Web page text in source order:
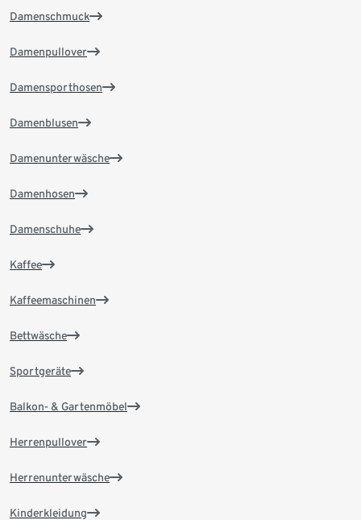
Damenschmuck
Damenpullover
Damensporthosen
Damenblusen
Damenunterwäsche
Damenhosen
Damenschuhe
Kaffee
Kaffeemaschinen
Bettwäsche
Sportgeräte
Balkon- & Gartenmöbel
Herrenpullover
Herrenunterwäsche
Kinderkleidung